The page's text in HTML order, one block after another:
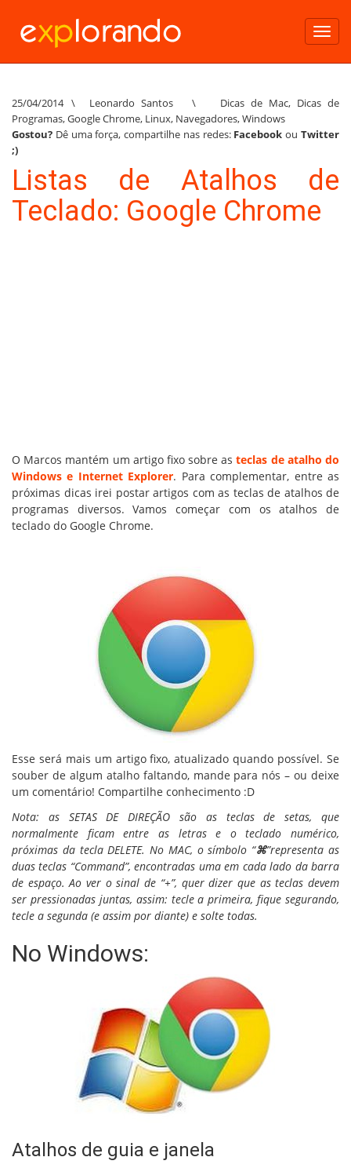
25/04/2014 \ Leonardo Santos\ Dicas de Mac, Dicas de
Programas,Google Chrome, Linux, Navegadores,Windows
Gostou? Dê uma força, compartilhe nas redes: Facebook ouTwitter
;)
Listas de Atalhos de
Teclado: Google Chrome
O Marcos mantém um artigo fixo sobre asteclas de atalho do
Windows e Internet Explorer. Para complementar, entre as
próximas dicas irei postar artigos com as teclas de atalhos de
programas diversos. Vamos começar com os atalhos de
teclado do Google Chrome.
Esse será mais um artigo fixo, atualizado quando possível. Se
souber de algum atalho faltando, mande para nós – ou deixe
um comentário! Compartilhe conhecimento :D
Nota: as SETAS DE DIREÇÃO são as teclas de setas, que
normalmente ficam entre as letras e o teclado numérico,
próximas da tecla DELETE. No MAC, o símbolo “⌘”representa as
duas teclas “Command”, encontradas uma em cada lado da barra
de espaço. Ao ver o sinal de “+”, quer dizer que as teclas devem
ser pressionadas juntas, assim: tecle a primeira, fique segurando,
tecle a segunda (e assim por diante) e solte todas.
No Windows:
Atalhos de guia e janela